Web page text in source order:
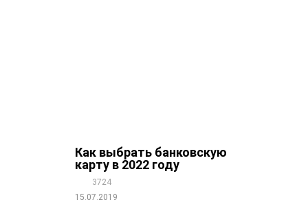
Как выбрать банковскую
карту в 2022 году
3724
15.07.2019